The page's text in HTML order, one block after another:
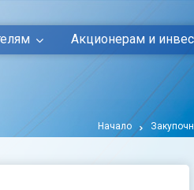
Акционерам и
Начало